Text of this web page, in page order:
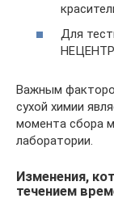
Для
Важным
сухой химии
момента сбора
лаборатории.
Изменения,
течением